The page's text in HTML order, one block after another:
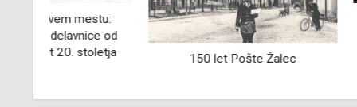
150 let Pošte Žalec
Spomini na
tovarni